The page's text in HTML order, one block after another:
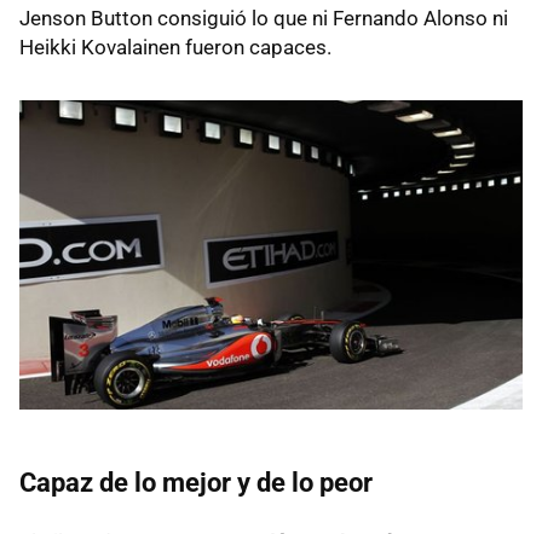
Jenson Button consiguió lo que ni Fernando Alonso ni
Heikki Kovalainen fueron capaces.
Capaz de lo mejor y de lo peor